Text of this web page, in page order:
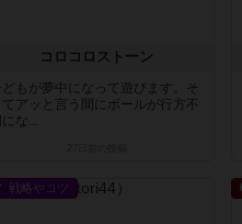
コロコロストーン
どもが夢中になって遊びます。そ
てアッと言う間にボールが行方不
にな...
戦略やコツ